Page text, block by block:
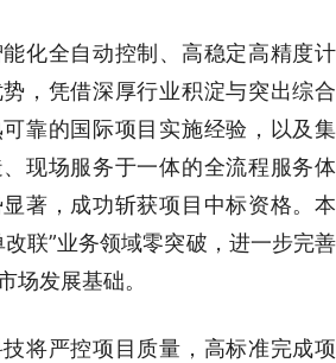
化全自动控制、高稳定高精度计
，凭借深厚行业积淀与突出综合
靠的国际项目实施经验，以及集
现场服务于一体的全流程服务体
著，成功斩获项目中标资格。本
联”业务领域零突破，进一步完善
场发展基础。
将严控项目质量，高标准完成项